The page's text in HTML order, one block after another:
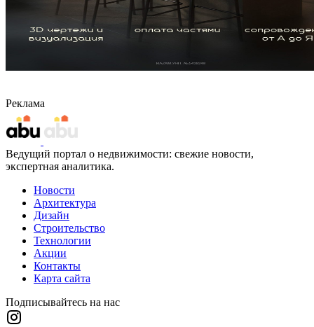
Реклама
Ведущий портал о недвижимости: свежие новости,
экспертная аналитика.
Новости
Архитектура
Дизайн
Строительство
Технологии
Акции
Контакты
Карта сайта
Подписывайтесь на нас